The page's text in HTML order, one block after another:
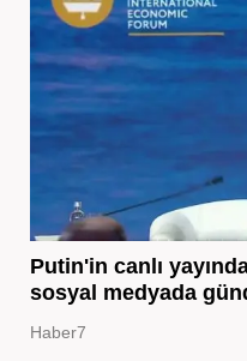
Putin'in canlı
sosyal medyada
Haber7